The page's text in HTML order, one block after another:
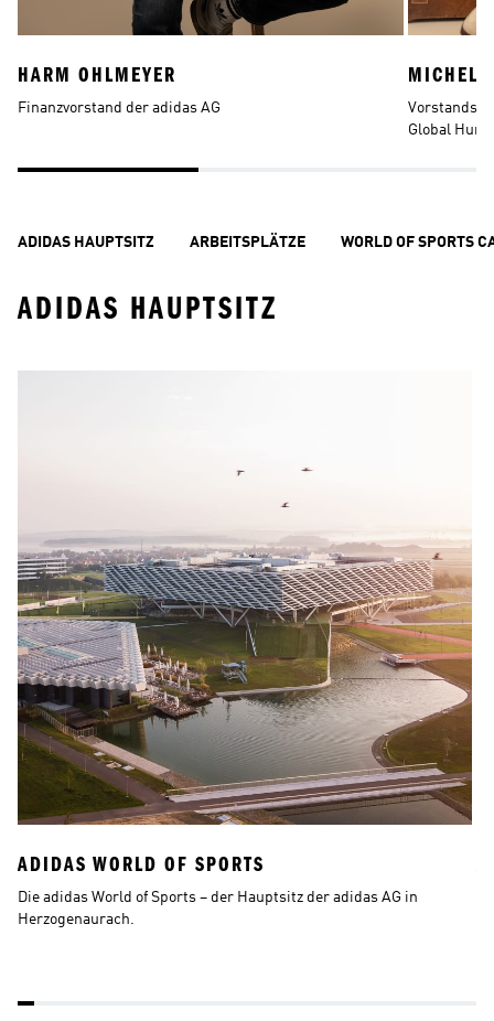
HARM OHLMEYER
Finanzvorstand der adidas AG
Global
ADIDAS HAUPTSITZ ARBEITSPLÄTZE WORLD OF SPORTS
ADIDAS HAUPTSITZ
ADIDAS WORLD OF SPORTS
Die adidas World of Sports – der Hauptsitz der adidas AG in
Herzogenaurach.